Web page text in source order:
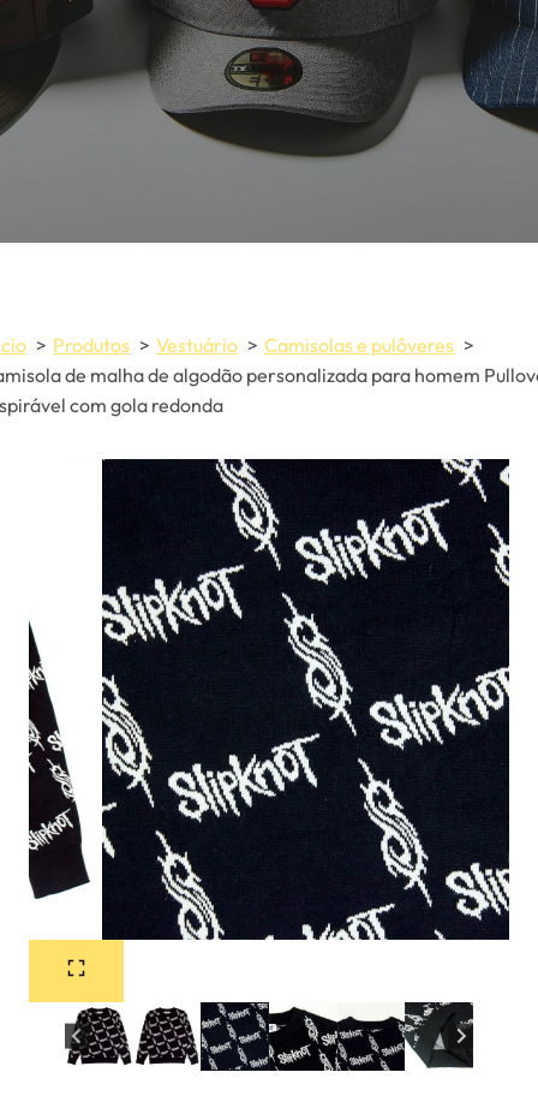
Produtos Vestuário
Camisolas e pulôveres
de malha de algodão personalizada para homem
com gola redonda